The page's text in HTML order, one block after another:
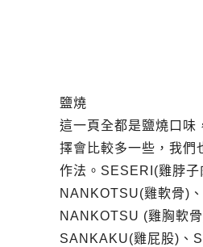
鹽燒
這一頁全都是鹽燒口味
擇會比較多一些，我們
作法。SESERI(雞脖子
NANKOTSU(雞軟骨)
NANKOTSU (雞胸軟骨
SANKAKU(雞屁股)、